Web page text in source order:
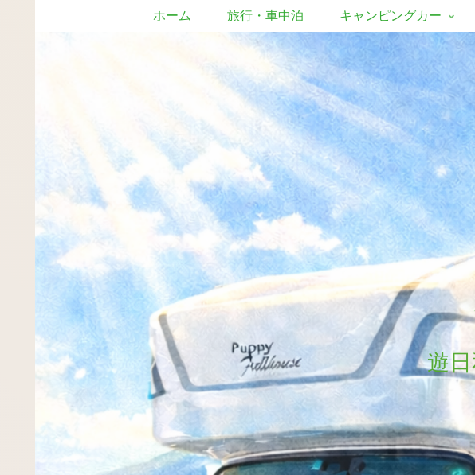
遊
ホーム 旅行・車中泊 キャンピングカー